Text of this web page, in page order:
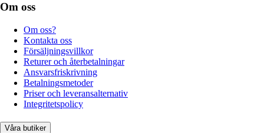
Om oss
Om oss?
Kontakta oss
Försäljningsvillkor
Returer och återbetalningar
Ansvarsfriskrivning
Betalningsmetoder
Priser och leveransalternativ
Integritetspolicy
Våra butiker